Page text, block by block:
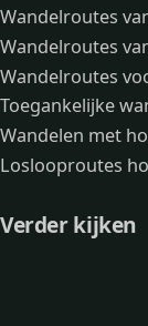
Wandelroutes
Wandelroutes
Wandelroutes
Toegankelijke
Wandelen met
Loslooproutes
Verder kijken